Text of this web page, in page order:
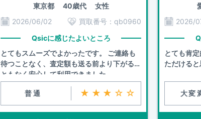
東京都40歳代 女性
2026/06/02
買取番号： qb0960
Qsicに感じたよいところ
とてもスムーズでよかったです。 ご連絡も
待つことなく、査定額も送る前より下がるこ
ともなく安心して利用できました。
普通 ★★★☆☆
2026/
とても肯
ただけると
大変